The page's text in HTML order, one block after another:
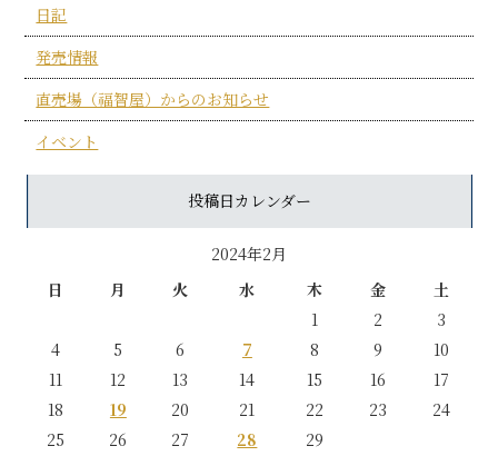
日記
発売情報
直売場（福智屋）からのお知らせ
イベント
投稿日カレンダー
2024年2月
日
月 火 水 木 金 土
1 2
3
4
5 6 7 8 9
10
11
12 13 14 15 16
17
18
19 20 21 22 23
24
25
26 27 28 29